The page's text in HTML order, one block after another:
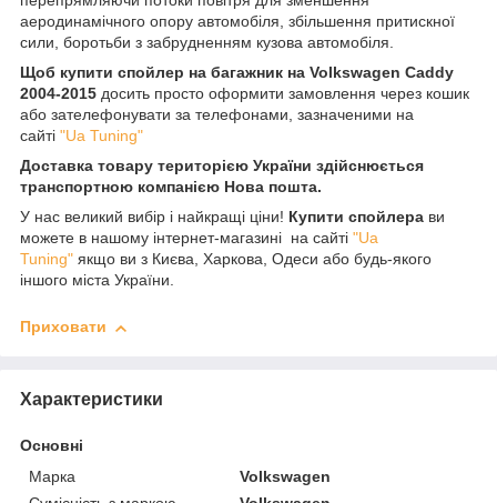
аеродинамічного опору автомобіля, збільшення притискної
сили, боротьби з забрудненням кузова автомобіля.
Щоб купити спойлер на багажник на Volkswagen Caddy
2004-2015 досить просто оформити замовлення через кошик
або зателефонувати за телефонами, зазначеними на
сайті "Ua Tuning"
Доставка товару територією України здійснюється
транспортною компанією Нова пошта.
У нас великий вибір і найкращі ціни! Купити спойлера ви
можете в нашому інтернет-магазині на сайті "Ua
Tuning" якщо ви з Києва, Харкова, Одеси або будь-якого
іншого міста України.
Приховати
Характеристики
Основні
Марка
Volkswagen